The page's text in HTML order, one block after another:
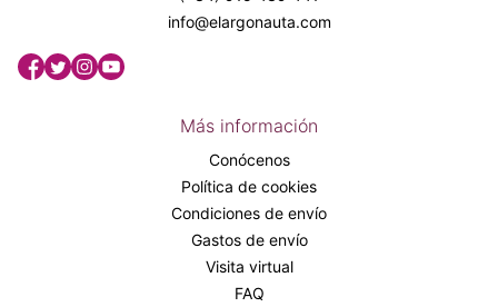
info@elargonauta.com
Más información
Conócenos
Política de cookies
Condiciones de envío
Gastos de envío
Visita virtual
FAQ